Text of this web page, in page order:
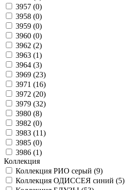
3957 (0)
3958 (0)
3959 (0)
3960 (0)
3962 (2)
3963 (1)
3964 (3)
3969 (23)
3971 (16)
3972 (20)
3979 (32)
3980 (8)
3982 (0)
3983 (11)
3985 (0)
3986 (1)
Коллекция
Коллекция РИО серый (9)
Коллекция ОДИССЕЯ синий (5)